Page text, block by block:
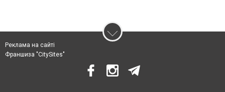
Реклама на сайті
Франшиза "CitySites"